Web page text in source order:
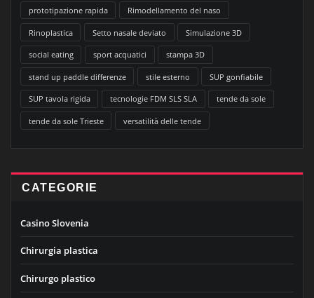
prototipazione rapida Rimodellamento del naso
Rinoplastica Setto nasale deviato Simulazione 3D
social eating sport acquatici stampa 3D
stand up paddle differenze stile esterno SUP gonfiabile
SUP tavola rigida tecnologie FDM SLS SLA tende da sole
tende da sole Trieste versatilità delle tende
CATEGORIE
Casino Slovenia
Chirurgia plastica
Chirurgo plastico